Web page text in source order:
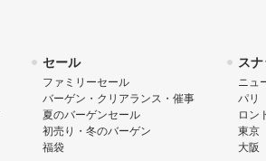
セール
ファミリーセール
バーゲン・クリアランス・催事
夏のバーゲンセール
初売り・冬のバーゲン
福袋
ス
ニュ
パリ
ロン
東京
大阪